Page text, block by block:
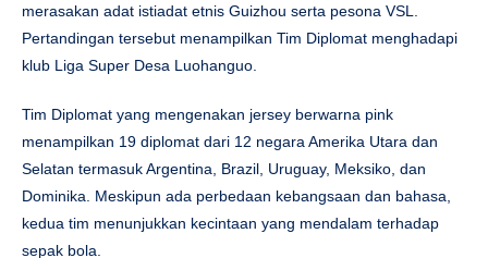
merasakan adat istiadat etnis Guizhou serta pesona VSL.
Pertandingan tersebut menampilkan Tim Diplomat menghadapi
klub Liga Super Desa Luohanguo.
Tim Diplomat yang mengenakan jersey berwarna pink
menampilkan 19 diplomat dari 12 negara Amerika Utara dan
Selatan termasuk Argentina, Brazil, Uruguay, Meksiko, dan
Dominika. Meskipun ada perbedaan kebangsaan dan bahasa,
kedua tim menunjukkan kecintaan yang mendalam terhadap
sepak bola.